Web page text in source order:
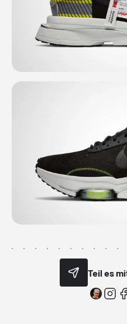
Teil es